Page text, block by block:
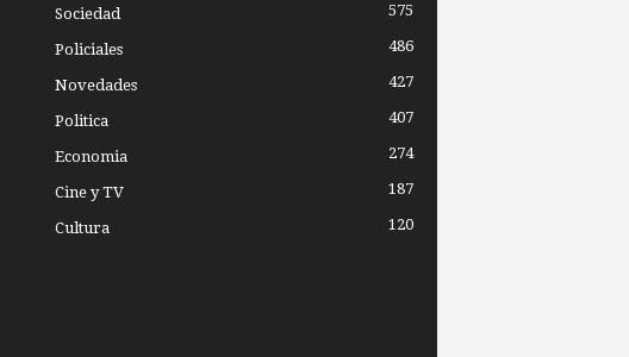
Sociedad 575
Policiales 486
Novedades 427
Politica 407
Economia 274
Cine y TV 187
Cultura 120